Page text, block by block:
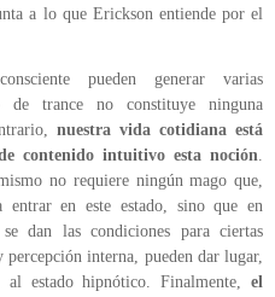
a lo que Ericksonentiende por el
pueden generar varias
de trance no constituye ninguna
nuestra vida cotidiana está
contenido intuitivo esta noción.
no requiere ningún mago que,
entrar en este estado, sino que en
dan las condiciones para ciertas
interna, pueden dar lugar,
estado hipnótico. Finalmente, el